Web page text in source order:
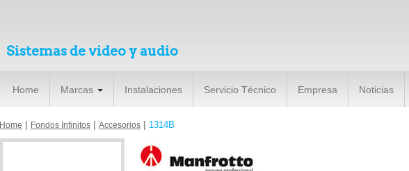
Sistemas de video y audio
Home Marcas Instalaciones Servicio Técnico Empresa Noticias
Home | Fondos Infinitos | Accesorios | 1314B